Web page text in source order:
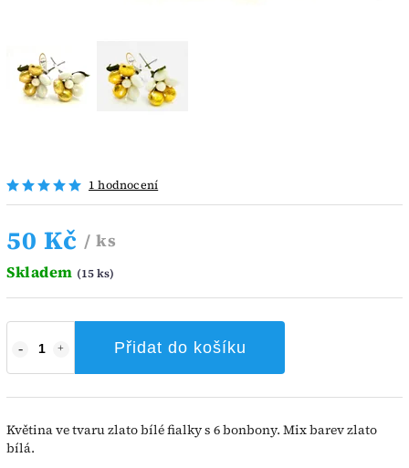
1 hodnocení
50 Kč / ks
Skladem (15 ks)
Přidat do košíku
Květina ve tvaru zlato bílé fialky s 6 bonbony. Mix barev zlato
bílá.